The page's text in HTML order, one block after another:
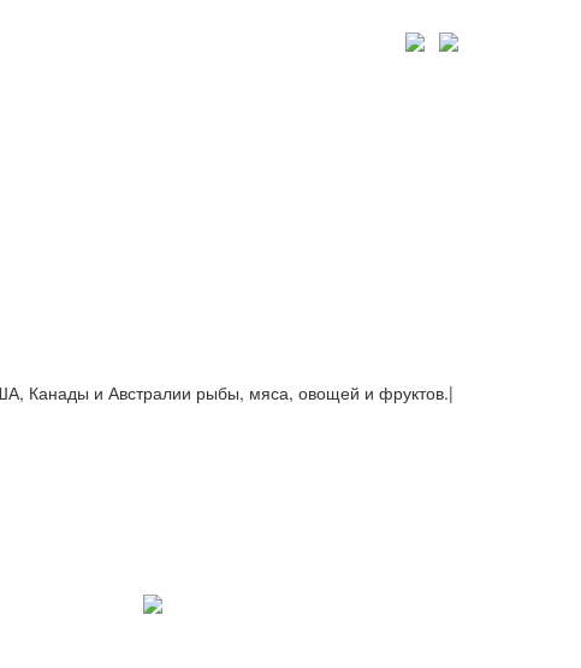
Канады и Австралии рыбы, мяса, овощей и фруктов.|